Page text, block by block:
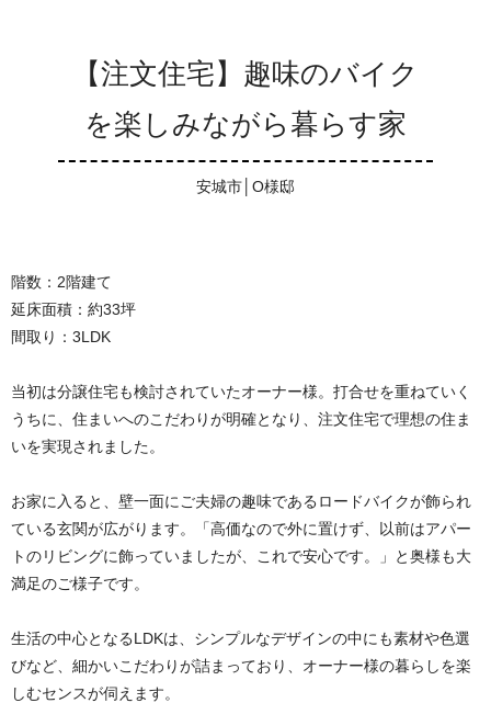
【注文住宅】趣味のバイク
を楽しみながら暮らす家
安城市│O様邸
階数：2階建て
延床面積：約33坪
間取り：3LDK
当初は分譲住宅も検討されていたオーナー様。打合せを重ねていく
うちに、住まいへのこだわりが明確となり、注文住宅で理想の住ま
いを実現されました。
お家に入ると、壁一面にご夫婦の趣味であるロードバイクが飾られ
ている玄関が広がります。「高価なので外に置けず、以前はアパー
トのリビングに飾っていましたが、これで安心です。」と奥様も大
満足のご様子です。
生活の中心となるLDKは、シンプルなデザインの中にも素材や色選
びなど、細かいこだわりが詰まっており、オーナー様の暮らしを楽
しむセンスが伺えます。